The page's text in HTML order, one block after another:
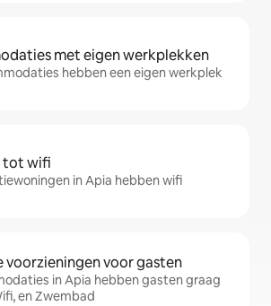
met eigen werkplekken
hebben een eigen werkplek
tot wifi
in Apia hebben wifi
voorzieningen voor gasten
in Apia hebben gasten graag
en Zwembad